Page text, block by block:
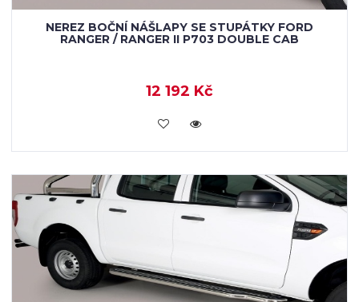
NEREZ BOČNÍ NÁŠLAPY SE STUPÁTKY FORD
RANGER / RANGER II P703 DOUBLE CAB
12 192 Kč
KOUPIT